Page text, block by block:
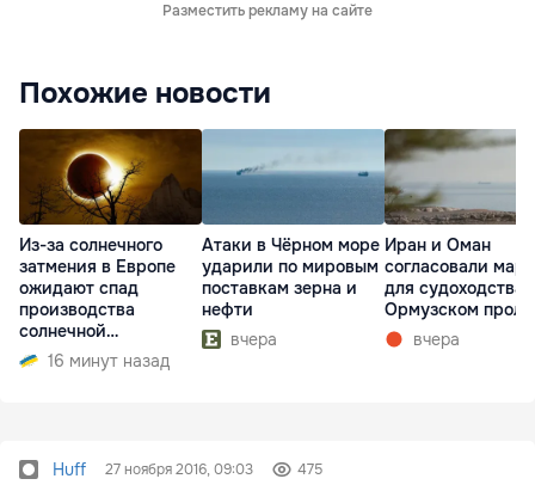
Разместить рекламу на сайте
Похожие новости
Из-за солнечного
затмения в Европе
ожидают спад
производства
солнечной
электроэнергии
16 минут назад
Атаки в Чёрном море
ударили по мировым
поставкам зерна и
нефти
вчера
Иран и Оман
согласовали
для судоходства
Ормузском
вчера
Huff 27 ноября 2016, 09:03 475